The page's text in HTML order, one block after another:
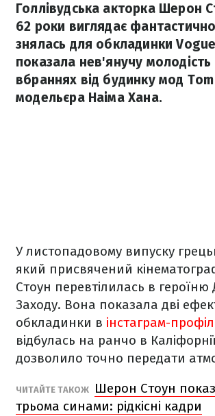
Голлівудська акторка Шерон
62 роки виглядає
знялась для обкладинки
показала нев'янучу молодість
вбраннях від будинку мод
модельєра Наіма Хана.
У листопадовому випуску
який присвячений
Стоун перевтілилась в героїню
Заходу. Вона показала дві
обкладинки в інстаграм-
відбулась на ранчо в
дозволило точно передати
ЧИТАЙТЕ ТАКОЖ
Шерон Стоун
трьома синами: рідкісні кадри